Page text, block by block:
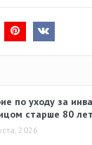
по уходу за
старше 80 лет
2026